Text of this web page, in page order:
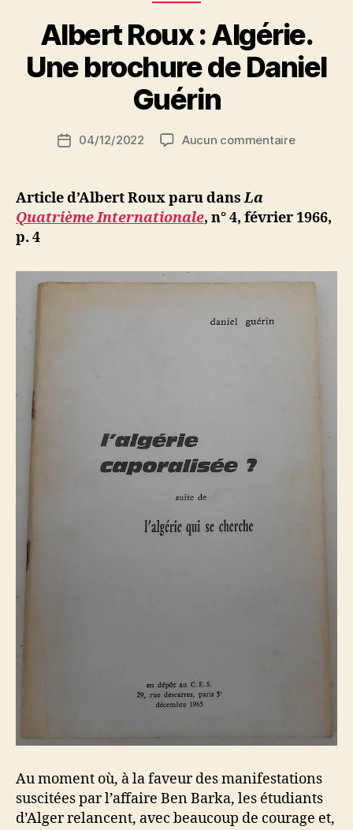
Albert Roux : Algérie.
Une brochure de Daniel
Guérin
de
a
N
ji
Date04/12/2022 Aucun commentairesur
Une
Article d’Albert Roux paru dansLa
Quatrième Internationale, n° 4, février 1966,
p. 4
Au moment où, à la faveur des manifestations
suscitées par l’affaire Ben Barka, les étudiants
d’Alger relancent, avec beaucoup de courage et,